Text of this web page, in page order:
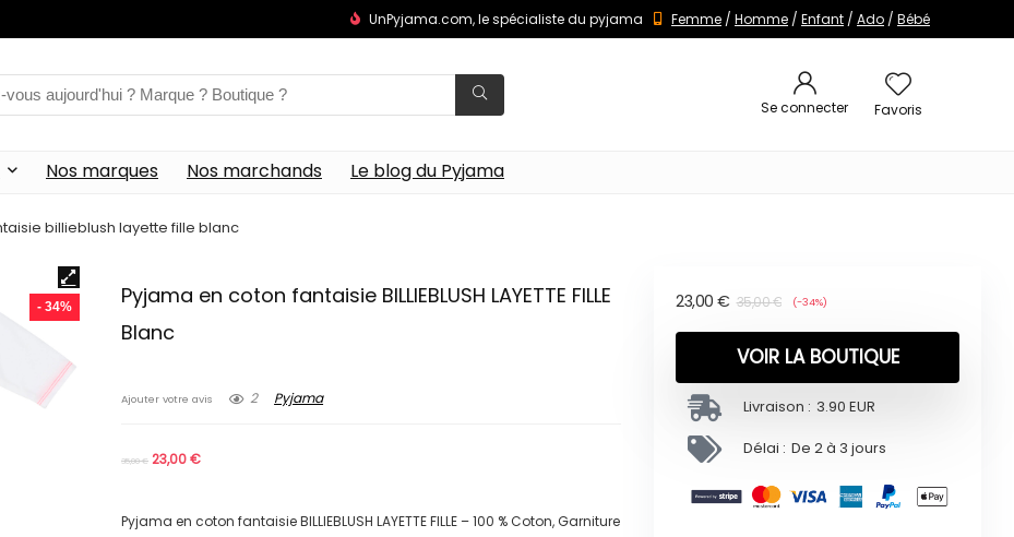
UnPyjama.com, le spécialiste du pyjama Femme / Homme / Enfant / Ado / Bébé
Se connecter Favoris
Nos marques Nos marchands Le blog du Pyjama
billieblush layette fille blanc
- 34%
Pyjama en coton fantaisie BILLIEBLUSH LAYETTE FILLE
Blanc
Ajouter votre avis 2 Pyjama
35,00€ 23,00€
Pyjama en coton fantaisie BILLIEBLUSH LAYETTE FILLE – 100 % Coton, Garniture
35,00€
23,00 € (-34%)
VOIR LA BOUTIQUE
Livraison : 3.90 EUR
Délai : De 2 à 3 jours